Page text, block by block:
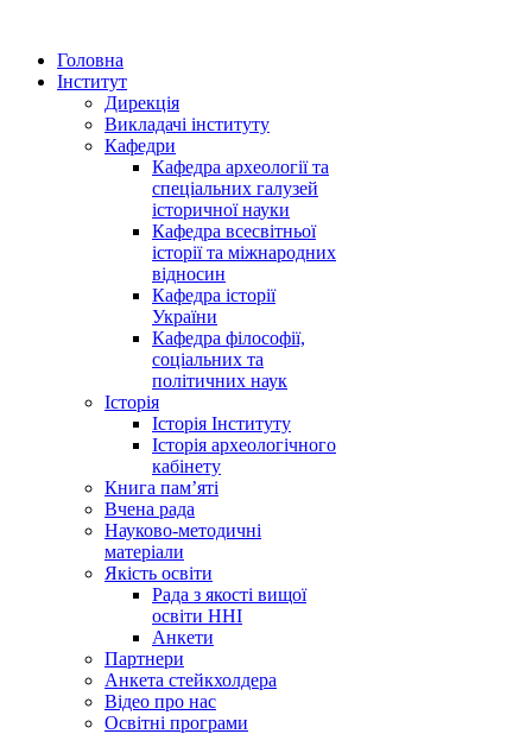
Головна
Інститут
Дирекція
Викладачі інституту
Кафедри
Кафедра археології та
спеціальних галузей
історичної науки
Кафедра всесвітньої
історії та міжнародних
відносин
Кафедра історії
України
Кафедра філософії,
соціальних та
політичних наук
Історія
Історія Інституту
Історія археологічного
кабінету
Книга памʼяті
Вчена рада
Науково-методичні
матеріали
Якість освіти
Рада з якості вищої
освіти ННІ
Анкети
Партнери
Анкета стейкхолдера
Відео про нас
Освітні програми